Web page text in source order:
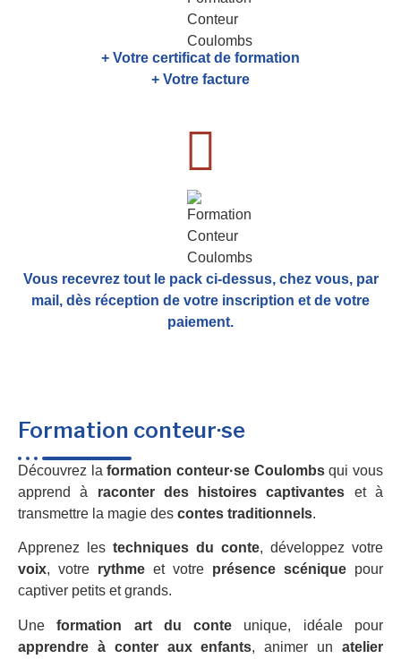
+ Votre certificat de formation
+ Votre facture
Vous recevrez tout le pack ci-dessus, chez vous, par
mail, dès réception de votre inscription et de votre
paiement.
Formation conteur·se
Découvrez laformation conteur·se Coulombsqui vous
apprend à raconter des histoires captivantes et à
transmettre la magie des contes traditionnels.
Apprenez les techniques du conte, développez votre
voix, votre rythme et votre présence scénique pour
captiver petits et grands.
Uneformation art du conte unique, idéale pour
apprendre à conter aux enfants, animer unatelier